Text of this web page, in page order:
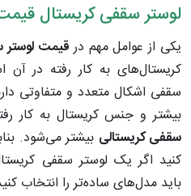
لوستر سقفی کریستال
یکی از عوامل مهم درقیمت لوستر
کریستال‌های به کار رفته در
سقفی اشکال متعدد و متفاوتی
بیشتر و جنس کریستال به کار
سقفی کریستالی بیشتر می‌شود.
کنید اگر یک لوستر سقفی
باید مدل‌های ساده‌تر را انتخاب